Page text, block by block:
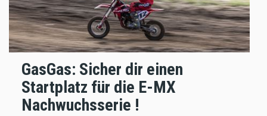
GasGas: Sicher dir einen
Startplatz für die E-MX
Nachwuchsserie !